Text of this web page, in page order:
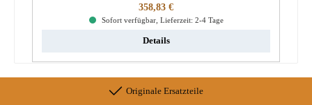
Regulärer Preis:
358,83 €
Sofort verfügbar, Lieferzeit: 2-4 Tage
Details
Originale Ersatzteile